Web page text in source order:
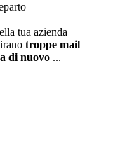
tua azienda
troppe mail
di nuovo ...